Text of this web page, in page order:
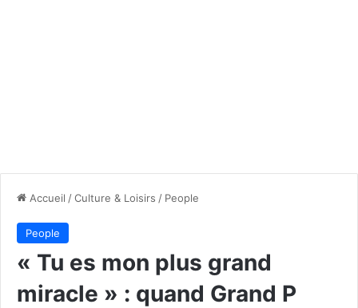
Accueil /Culture & Loisirs / People
People
« Tu es mon plus grand
miracle » : quand Grand P